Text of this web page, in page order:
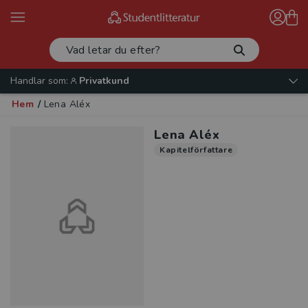
Handlar som:
Privatkund
Hem / Lena Aléx
Lena Aléx
Kapitelförfattare